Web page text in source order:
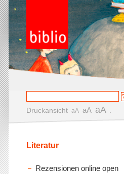
Druckansicht aA aA aA
Literatur
Rezensionen online open